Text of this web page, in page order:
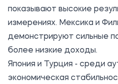
показывают высокие
измерениях. Мексика и
демонстрируют сильные
более низкие доходы.
Япония и Турция - среди
экономическая